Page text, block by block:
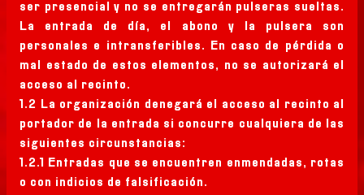
ser presencial y no se entregarán pulseras sueltas.
La entrada de día, el abono y la pulsera son
personales e intransferibles. En caso de pérdida o
mal estado de estos elementos, no se autorizará el
acceso al recinto.
1.2 La organización denegará el acceso al recinto al
portador de la entrada si concurre cualquiera de las
siguientes circunstancias:
1.2.1 Entradas que se encuentren enmendadas, rotas
o con indicios de falsificación.